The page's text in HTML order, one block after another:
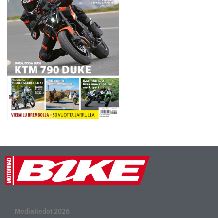
Mediatiedot 2026